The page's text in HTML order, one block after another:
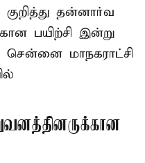
தன்னார்வ
பயிற்சி இன்று
சென்னை மாநகராட்சி